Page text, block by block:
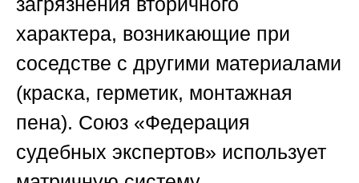
характера, возникающие при
соседстве с другими материалами
(краска, герметик, монтажная
пена). Союз «Федерация
судебных экспертов» использует